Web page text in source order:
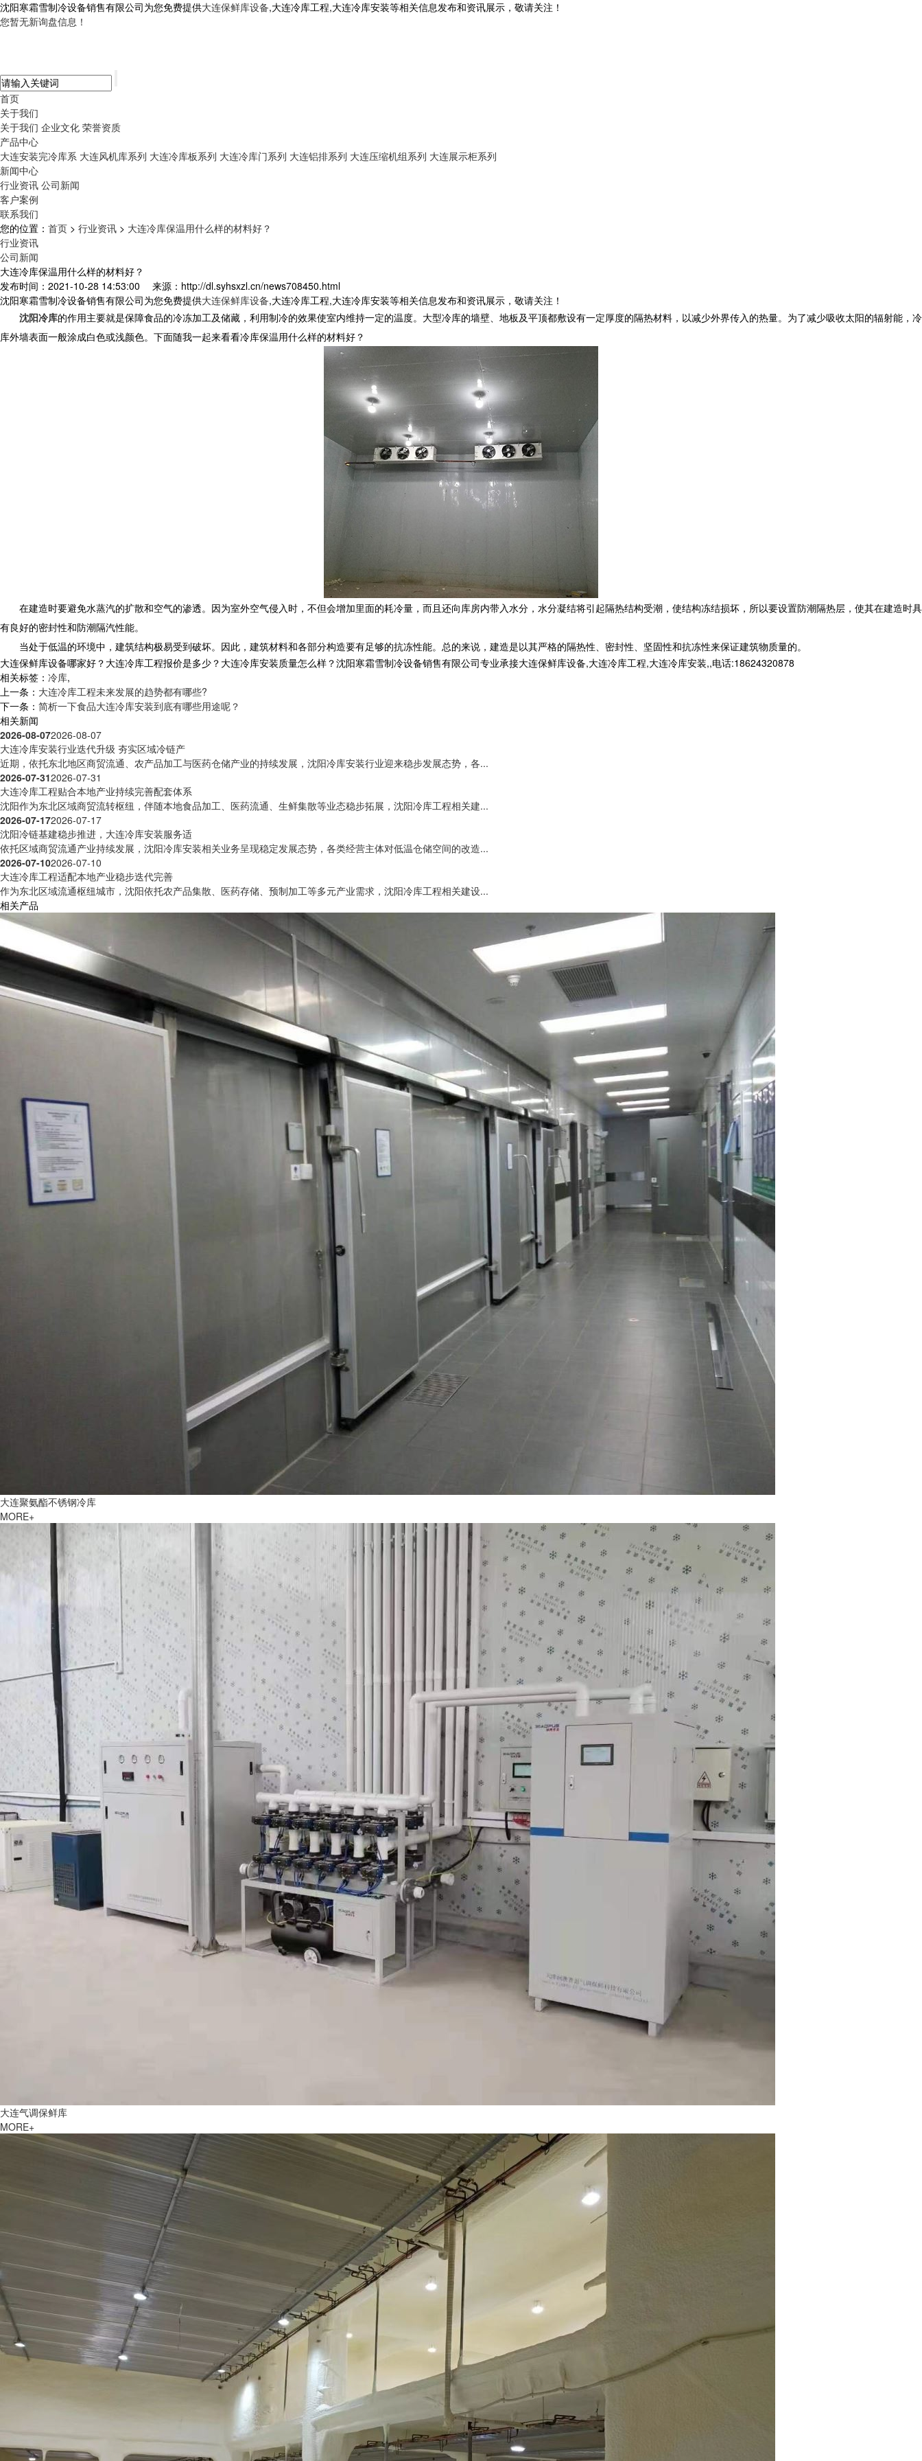
沈阳寒霜雪制冷设备销售有限公司为您免费提供大连保鲜库设备,大连冷库工程,大连冷库安装等相关信息发布和资讯展示，敬请关注！
您暂无新询盘信息！
首页
关于我们
关于我们 企业文化 荣誉资质
产品中心
大连安装完冷库系 大连风机库系列 大连冷库板系列 大连冷库门系列 大连铝排系列 大连压缩机组系列 大连展示柜系列
新闻中心
行业资讯 公司新闻
客户案例
联系我们
您的位置： 首页 > 行业资讯 > 大连冷库保温用什么样的材料好？
行业资讯
公司新闻
大连冷库保温用什么样的材料好？
发布时间：2021-10-28 14:53:00
来源：http://dl.syhsxzl.cn/news708450.html
沈阳寒霜雪制冷设备销售有限公司为您免费提供大连保鲜库设备,大连冷库工程,大连冷库安装等相关信息发布和资讯展示，敬请关注！
沈阳冷库的作用主要就是保障食品的冷冻加工及储藏，利用制冷的效果使室内维持一定的温度。大型冷库的墙壁、地板及平顶都敷设有一定厚度的隔热材料，以减少外界传入的热量。为了减少吸收太阳的辐射能，冷
库外墙表面一般涂成白色或浅颜色。下面随我一起来看看冷库保温用什么样的材料好？
在建造时要避免水蒸汽的扩散和空气的渗透。因为室外空气侵入时，不但会增加里面的耗冷量，而且还向库房内带入水分，水分凝结将引起隔热结构受潮，使结构冻结损坏，所以要设置防潮隔热层，使其在建造时具
有良好的密封性和防潮隔汽性能。
当处于低温的环境中，建筑结构极易受到破坏。因此，建筑材料和各部分构造要有足够的抗冻性能。总的来说，建造是以其严格的隔热性、密封性、坚固性和抗冻性来保证建筑物质量的。
大连保鲜库设备哪家好？大连冷库工程报价是多少？大连冷库安装质量怎么样？沈阳寒霜雪制冷设备销售有限公司专业承接大连保鲜库设备,大连冷库工程,大连冷库安装,,电话:18624320878
相关标签： 冷库,
上一条： 大连冷库工程未来发展的趋势都有哪些?
下一条： 简析一下食品大连冷库安装到底有哪些用途呢？
相关新闻
2026-08-072026-08-07
大连冷库安装行业迭代升级 夯实区域冷链产
近期，依托东北地区商贸流通、农产品加工与医药仓储产业的持续发展，沈阳冷库安装行业迎来稳步发展态势，各...
2026-07-312026-07-31
大连冷库工程贴合本地产业持续完善配套体系
沈阳作为东北区域商贸流转枢纽，伴随本地食品加工、医药流通、生鲜集散等业态稳步拓展，沈阳冷库工程相关建...
2026-07-172026-07-17
沈阳冷链基建稳步推进，大连冷库安装服务适
依托区域商贸流通产业持续发展，沈阳冷库安装相关业务呈现稳定发展态势，各类经营主体对低温仓储空间的改造...
2026-07-102026-07-10
大连冷库工程适配本地产业稳步迭代完善
作为东北区域流通枢纽城市，沈阳依托农产品集散、医药存储、预制加工等多元产业需求，沈阳冷库工程相关建设...
相关产品
大连聚氨酯不锈钢冷库
MORE+
大连气调保鲜库
MORE+